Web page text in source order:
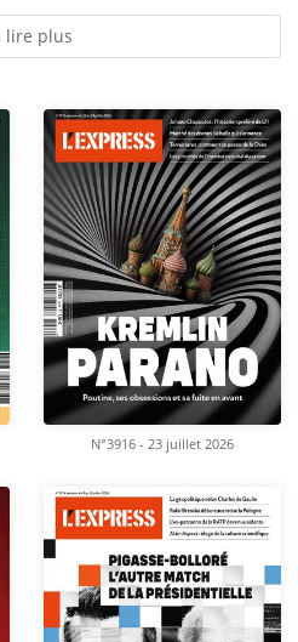
lire plus
N°3916 - 23 juillet 2026